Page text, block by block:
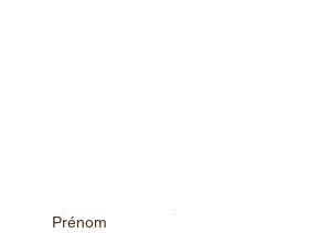
Réserver un appel découverte avec moi, Isabelle
Prénom